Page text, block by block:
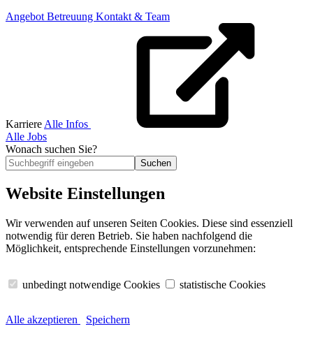
Angebot Betreuung Kontakt & Team
Karriere Alle Infos
Alle Jobs
Wonach suchen Sie?
Suchen
Website Einstellungen
Wir verwenden auf unseren Seiten Cookies. Diese sind essenziell
notwendig für deren Betrieb. Sie haben nachfolgend die
Möglichkeit, entsprechende Einstellungen vorzunehmen:
unbedingt notwendige Cookies statistische Cookies
Alle akzeptieren Speichern